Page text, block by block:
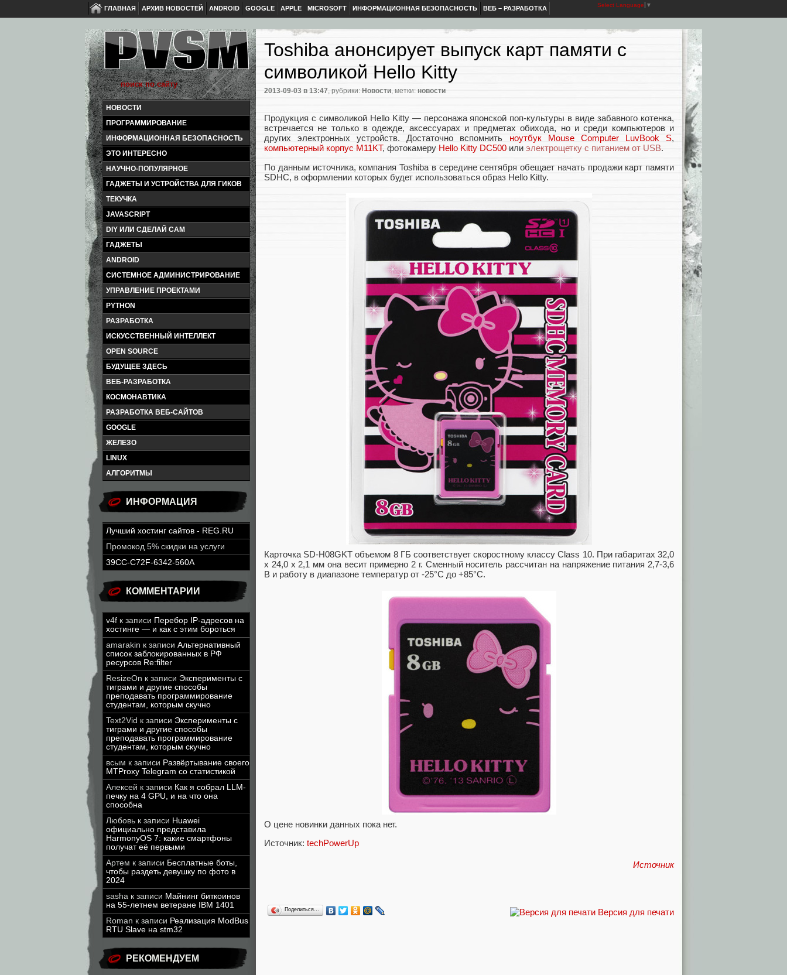
ГЛАВНАЯ АРХИВ НОВОСТЕЙ ANDROID GOOGLE APPLE MICROSOFT ИНФОРМАЦИОННАЯ БЕЗОПАСНОСТЬ ВЕБ – РАЗРАБОТКА Select Language ▼
НОВОСТИ
ПРОГРАММИРОВАНИЕ
ИНФОРМАЦИОННАЯ БЕЗОПАСНОСТЬ
ЭТО ИНТЕРЕСНО
НАУЧНО-ПОПУЛЯРНОЕ
ГАДЖЕТЫ И УСТРОЙСТВА ДЛЯ ГИКОВ
ТЕКУЧКА
JAVASCRIPT
DIY ИЛИ СДЕЛАЙ САМ
ГАДЖЕТЫ
ANDROID
СИСТЕМНОЕ АДМИНИСТРИРОВАНИЕ
УПРАВЛЕНИЕ ПРОЕКТАМИ
PYTHON
РАЗРАБОТКА
ИСКУССТВЕННЫЙ ИНТЕЛЛЕКТ
OPEN SOURCE
БУДУЩЕЕ ЗДЕСЬ
ВЕБ-РАЗРАБОТКА
КОСМОНАВТИКА
РАЗРАБОТКА ВЕБ-САЙТОВ
GOOGLE
ЖЕЛЕЗО
LINUX
АЛГОРИТМЫ
ИНФОРМАЦИЯ
Лучший хостинг сайтов - REG.RU
Промокод 5% скидки на услуги
39CC-C72F-6342-560A
КОММЕНТАРИИ
v4f к записи Перебор IP-адресов на
хостинге — и как с этим бороться
amarakin к записи Альтернативный
список заблокированных в РФ
ресурсов Re:filter
ResizeOn к записи Эксперименты с
тиграми и другие способы
преподавать программирование
студентам, которым скучно
Text2Vid к записи Эксперименты с
тиграми и другие способы
преподавать программирование
студентам, которым скучно
всым к записи Развёртывание своего
MTProxy Telegram со статистикой
Алексей к записи Как я собрал LLM-
печку на 4 GPU, и на что она
способна
Любовь к записи Huawei
официально представила
HarmonyOS 7: какие смартфоны
получат её первыми
Артем к записи Бесплатные боты,
чтобы раздеть девушку по фото в
2024
sasha к записи Майнинг биткоинов
на 55-летнем ветеране IBM 1401
Roman к записи Реализация ModBus
RTU Slave на stm32
РЕКОМЕНДУЕМ
Toshiba анонсирует выпуск карт памяти с
символикой Hello Kitty
2013-09-03 в 13:47, рубрики: Новости, метки: новости
Продукция с символикой Hello Kitty — персонажа японской поп-культуры в виде забавного котенка,
встречается не только в одежде, аксессуарах и предметах обихода, но и среди компьютеров и
других электронных устройств. Достаточно вспомнить ноутбук Mouse Computer LuvBook S,
компьютерный корпус M11KT, фотокамеру Hello Kitty DC500 или электрощетку с питанием от USB.
По данным источника, компания Toshiba в середине сентября обещает начать продажи карт памяти
SDHC, в оформлении которых будет использоваться образ Hello Kitty.
Карточка SD-H08GKT объемом 8 ГБ соответствует скоростному классу Class 10. При габаритах 32,0
х 24,0 х 2,1 мм она весит примерно 2 г. Сменный носитель рассчитан на напряжение питания 2,7-3,6
В и работу в диапазоне температур от -25°С до +85°C.
О цене новинки данных пока нет.
Источник: techPowerUp
Источник
Версия для печати
Поделиться…